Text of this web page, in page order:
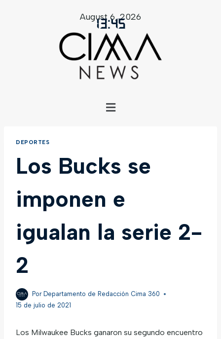
13:45
August 6, 2026
DEPORTES
Los Bucks se
imponen e
igualan la serie 2-
2
Por Departamento de Redacción Cima 360
15 de julio de 2021
Los Milwaukee Bucks ganaron su segundo encuentro